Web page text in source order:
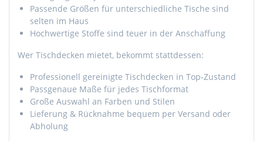
Passende Größen für unterschiedliche Tische sind
selten im Haus
Hochwertige Stoffe sind teuer in der Anschaffung
Wer Tischdecken mietet, bekommt stattdessen:
Professionell gereinigte Tischdecken in Top-Zustand
Passgenaue Maße für jedes Tischformat
Große Auswahl an Farben und Stilen
Lieferung & Rücknahme bequem per Versand oder
Abholung